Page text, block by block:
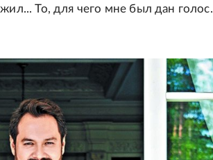
То, для чего мне был дан голос.